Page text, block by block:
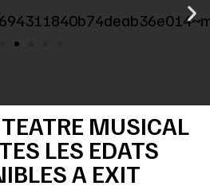
MUSICAL
LES EDATS
A EXIT